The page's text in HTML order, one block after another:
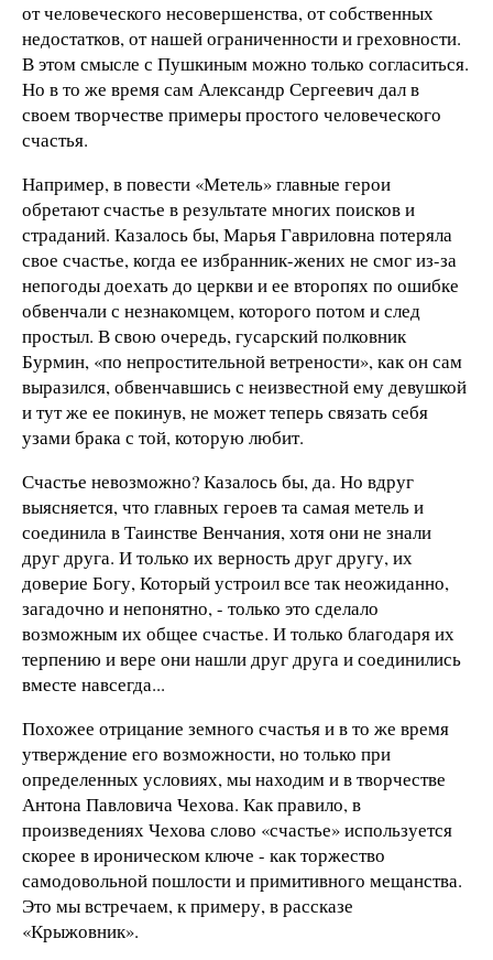
от человеческого несовершенства, от собственных
недостатков, от нашей ограниченности и греховности.
В этом смысле с Пушкиным можно только согласиться.
Но в то же время сам Александр Сергеевич дал в
своем творчестве примеры простого человеческого
счастья.
Например, в повести «Метель» главные герои
обретают счастье в результате многих поисков и
страданий. Казалось бы, Марья Гавриловна потеряла
свое счастье, когда ее избранник-жених не смог из-за
непогоды доехать до церкви и ее второпях по ошибке
обвенчали с незнакомцем, которого потом и след
простыл. В свою очередь, гусарский полковник
Бурмин, «по непростительной ветрености», как он сам
выразился, обвенчавшись с неизвестной ему девушкой
и тут же ее покинув, не может теперь связать себя
узами брака с той, которую любит.
Счастье невозможно? Казалось бы, да. Но вдруг
выясняется, что главных героев та самая метель и
соединила в Таинстве Венчания, хотя они не знали
друг друга. И только их верность друг другу, их
доверие Богу, Который устроил все так неожиданно,
загадочно и непонятно, - только это сделало
возможным их общее счастье. И только благодаря их
терпению и вере они нашли друг друга и соединились
вместе навсегда...
Похожее отрицание земного счастья и в то же время
утверждение его возможности, но только при
определенных условиях, мы находим и в творчестве
Антона Павловича Чехова. Как правило, в
произведениях Чехова слово «счастье» используется
скорее в ироническом ключе - как торжество
самодовольной пошлости и примитивного мещанства.
Это мы встречаем, к примеру, в рассказе
«Крыжовник».